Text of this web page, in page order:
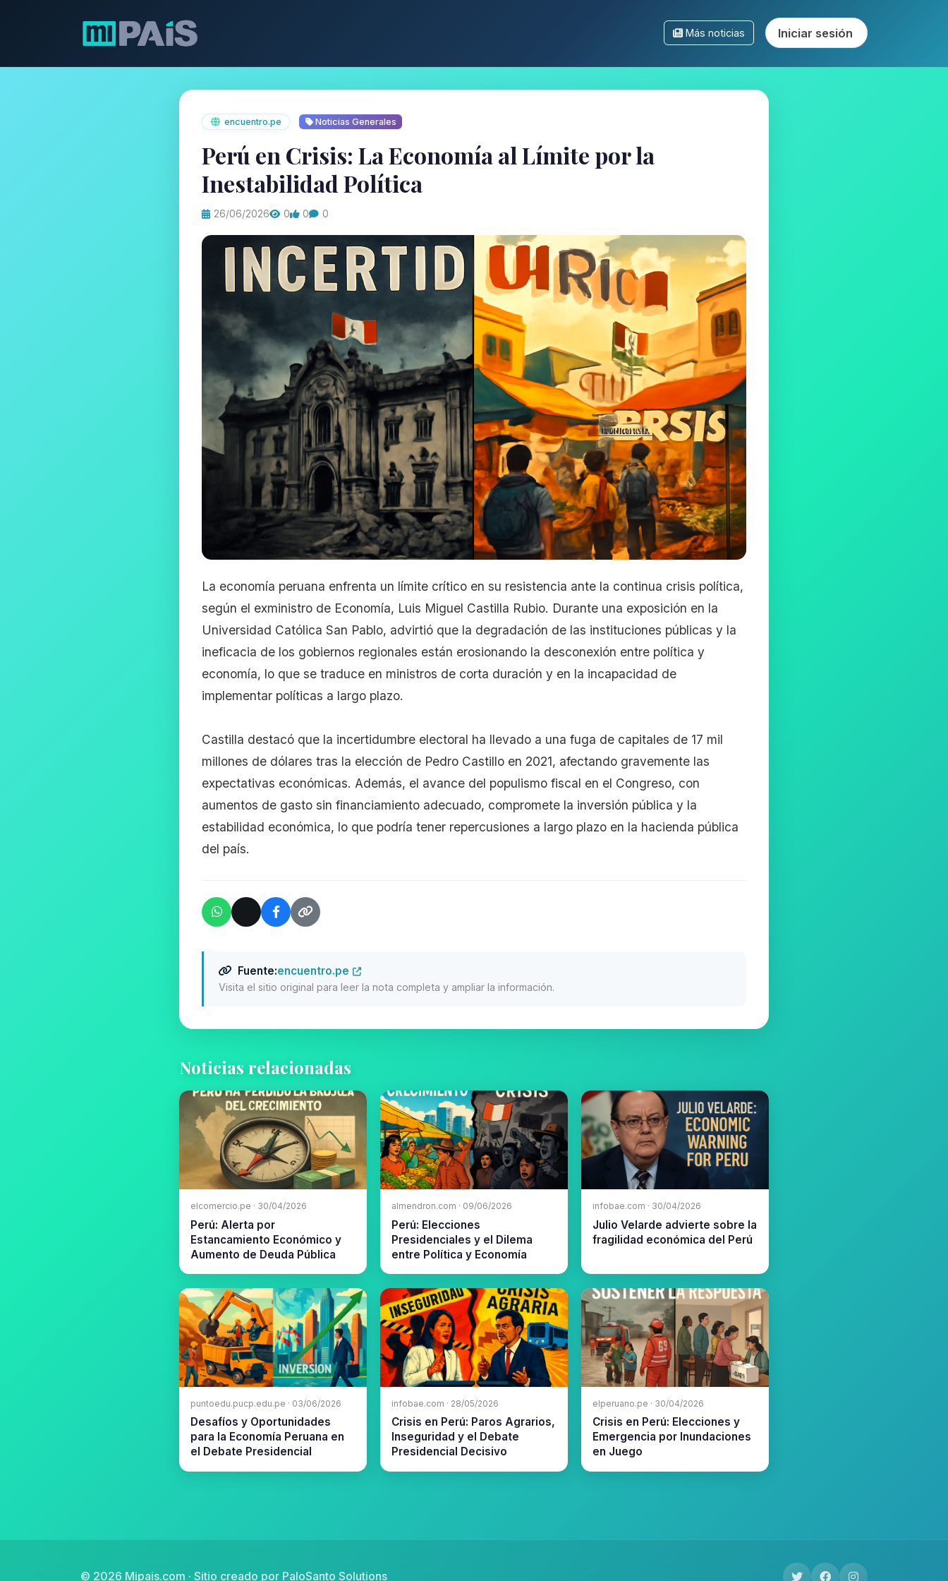
Más noticias Iniciar sesión
encuentro.pe Noticias Generales
Perú en Crisis: La Economía al Límite por la
Inestabilidad Política
26/06/2026 0 0 0
La economía peruana enfrenta un límite crítico en su resistencia ante la continua crisis política,
según el exministro de Economía, Luis Miguel Castilla Rubio. Durante una exposición en la
Universidad Católica San Pablo, advirtió que la degradación de las instituciones públicas y la
ineficacia de los gobiernos regionales están erosionando la desconexión entre política y
economía, lo que se traduce en ministros de corta duración y en la incapacidad de
implementar políticas a largo plazo.
Castilla destacó que la incertidumbre electoral ha llevado a una fuga de capitales de 17 mil
millones de dólares tras la elección de Pedro Castillo en 2021, afectando gravemente las
expectativas económicas. Además, el avance del populismo fiscal en el Congreso, con
aumentos de gasto sin financiamiento adecuado, compromete la inversión pública y la
estabilidad económica, lo que podría tener repercusiones a largo plazo en la hacienda pública
del país.
Fuente:encuentro.pe
Visita el sitio original para leer la nota completa y ampliar la información.
Noticias relacionadas
elcomercio.pe · 30/04/2026
Perú: Alerta por
Estancamiento Económico y
Aumento de Deuda Pública
almendron.com · 09/06/2026
Perú: Elecciones
Presidenciales y el Dilema
entre Política y Economía
infobae.com · 30/04/2026
Julio Velarde advierte sobre la
fragilidad económica del Perú
puntoedu.pucp.edu.pe · 03/06/2026
Desafíos y Oportunidades
para la Economía Peruana en
el Debate Presidencial
infobae.com · 28/05/2026
Crisis en Perú: Paros Agrarios,
Inseguridad y el Debate
Presidencial Decisivo
elperuano.pe · 30/04/2026
Crisis en Perú: Elecciones y
Emergencia por Inundaciones
en Juego
© 2026 Mipais.com · Sitio creado por PaloSanto Solutions